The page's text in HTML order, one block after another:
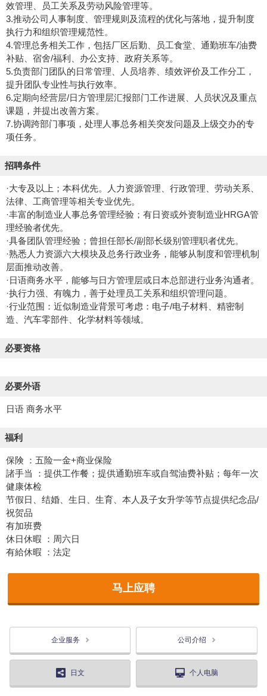
效管理、员工关系及劳动风险管理等。
3.推动公司人事制度、管理规则及流程的优化与落地，提升制度
执行力和组织管理规范性。
4.管理总务相关工作，包括厂区后勤、员工食堂、通勤班车/油费
补贴、宿舍/福利、办公支持、政府关系等。
5.负责部门团队的日常管理、人员培养、绩效评价及工作分工，
提升团队专业性与执行效率。
6.定期向经营层/日方管理层汇报部门工作进展、人员状况及重点
课题，并提出改善方案。
7.协调跨部门事项，处理人事总务相关突发问题及上级交办的专
项任务。
招聘条件
·大专及以上；本科优先。人力资源管理、行政管理、劳动关系、
法律、工商管理等相关专业优先。
·丰富的制造业人事总务管理经验；有日资或外资制造业HRGA管
理经验者优先。
·具备团队管理经验；曾担任部长/副部长级别管理职者优先。
·熟悉人力资源六大模块及总务行政业务，能够从制度和管理机制
层面推动改善。
·日语商务水平，能够与日方管理层或日本总部进行业务沟通者。
·执行力强、有魄力，善于处理员工关系和组织管理问题。
·行业范围：近似制造业背景可考虑：电子/电子材料、精密制
造、汽车零部件、化学材料等领域。
必要资格
必要外语
日语 商务水平
福利
保険 ：五险一金+商业保险
諸手当 ：提供工作餐；提供通勤班车或自驾油费补贴；每年一次
健康体检
节假日、结婚、生日、生育、本人及子女升学等节点提供纪念品/
祝贺品
有加班费
休日休暇 ：周六日
有給休暇 ：法定
马上应聘
企业服务 公司介绍
日文 个人电脑